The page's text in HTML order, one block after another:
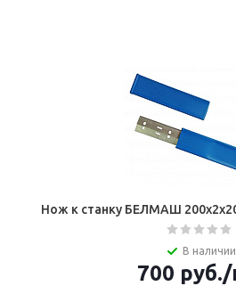
Нож к станку БЕЛМАШ
В наличии
700 руб./